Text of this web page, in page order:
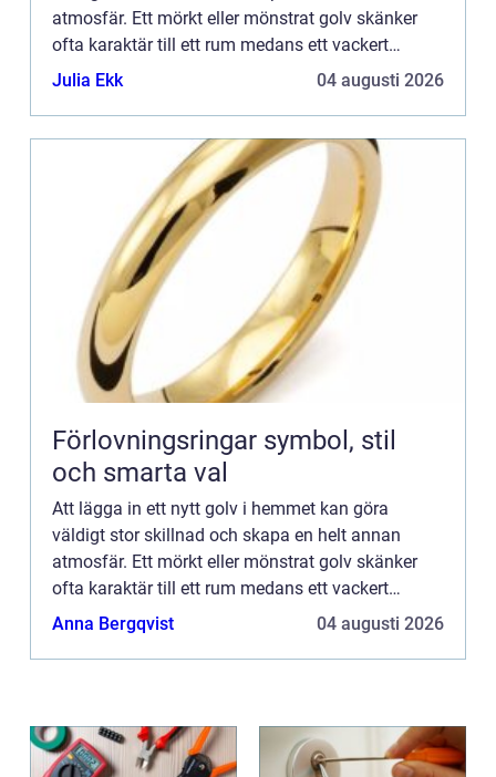
atmosfär. Ett mörkt eller mönstrat golv skänker
ofta karaktär till ett rum medans ett vackert
trägolv kan ge en na...
Julia Ekk 04 augusti 2026
Förlovningsringar symbol, stil
och smarta val
Att lägga in ett nytt golv i hemmet kan göra
väldigt stor skillnad och skapa en helt annan
atmosfär. Ett mörkt eller mönstrat golv skänker
ofta karaktär till ett rum medans ett vackert
trägolv kan ge en na...
Anna Bergqvist 04 augusti 2026